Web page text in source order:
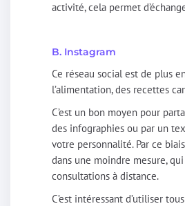
activité, cela permet
B. Instagram
Ce réseau social est de plus
l’alimentation, des recettes
C’est un bon moyen pour
des infographies ou par un
votre personnalité. Par ce
dans une moindre mesure,
consultations à distance.
C’est intéressant d’utiliser